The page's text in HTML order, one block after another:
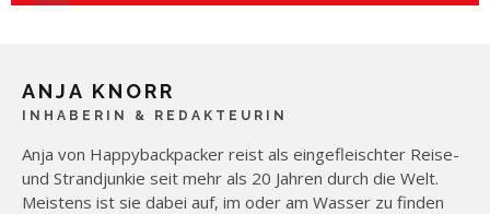
ANJA KNORR
INHABERIN & REDAKTEURIN
Anja von Happybackpacker reist als eingefleischter Reise-
und Strandjunkie seit mehr als 20 Jahren durch die Welt.
Meistens ist sie dabei auf, im oder am Wasser zu finden